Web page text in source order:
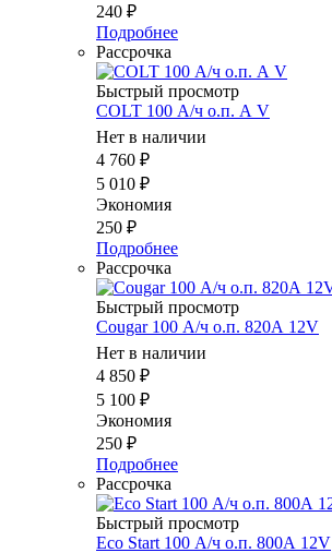
240 ₽
Подробнее
Рассрочка
Быстрый просмотр
COLT 100 А/ч о.п. А V
Нет в наличии
4 760 ₽
5 010 ₽
Экономия
250 ₽
Подробнее
Рассрочка
Быстрый просмотр
Cougar 100 А/ч о.п. 820А 12V
Нет в наличии
4 850 ₽
5 100 ₽
Экономия
250 ₽
Подробнее
Рассрочка
Быстрый просмотр
Eco Start 100 А/ч о.п. 800А 12V